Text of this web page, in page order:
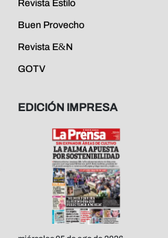
Revista Estilo
Buen Provecho
Revista E&N
GOTV
EDICIÓN IMPRESA